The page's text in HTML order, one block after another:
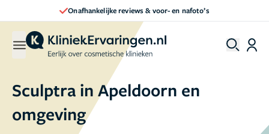
Direct een afspraak maken
Sculptra in Apeldoorn en
omgeving